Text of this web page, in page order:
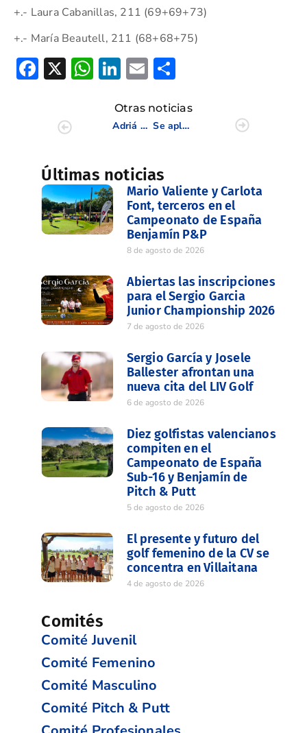
+.- Laura Cabanillas, 211 (69+69+73)
+.- María Beautell, 211 (68+68+75)
Facebook
X WhatsApp
LinkedIn
Email
Otras noticias
Adriá Arnaus y Almudena Blasco inscriben su nombre en la Copa de la Comunidad Valenciana
Se aplaza la COPA LEVANTE – MEMORIAL FCO. GIL 7/10
Últimas noticias
Mario Valiente y Carlota
Font, terceros en el
Campeonato de España
Benjamín P&P
8 de agosto de 2026
Abiertas las inscripciones
para el Sergio Garcia
Junior Championship 2026
7 de agosto de 2026
Sergio García y Josele
Ballester afrontan una
nueva cita del LIV Golf
6 de agosto de 2026
Diez golfistas valencianos
compiten en el
Campeonato de España
Sub-16 y Benjamín de
Pitch & Putt
5 de agosto de 2026
El presente y futuro del
golf femenino de la CV se
concentra en Villaitana
4 de agosto de 2026
Comités
Comité Juvenil
Comité Femenino
Comité Masculino
Comité Pitch & Putt